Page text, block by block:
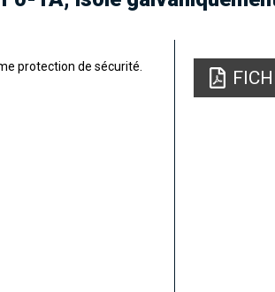
protection de sécurité.